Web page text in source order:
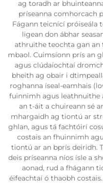
ag toradh ar
príseanna comhorcach
Fágann teicnící próiseála
ligean don ábhar
athruithe teochta gan
mbaol. Cuimsíonn prís an
agus clúdaíochtaí
bheith ag obair i
roghanna íseal-eamhais
fuinnimh agus
an t-áit a chuireann sé
mhargaidh ag tiontú ar
ghlan, agus tá fachtóirí
costais an fhuinnimh
tiontú ar an bprís deiridh.
deis príseanna níos ísle a
aonad, rud a fhágann
éifeachtaí ó thaobh